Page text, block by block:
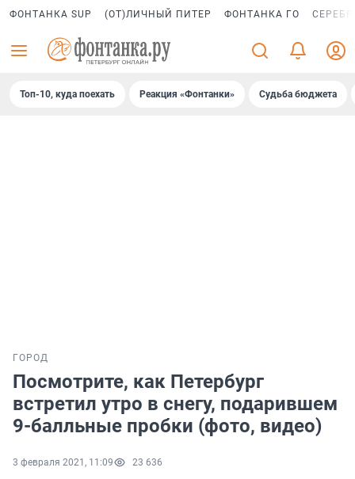
ФОНТАНКА SUP (ОТ)ЛИЧНЫЙ ПИТЕР ФОНТАНКА ГО
Топ-10, куда поехать Реакция «Фонтанки» Судьба бюджета
ГОРОД
Посмотрите, как Петербург
встретил утро в снегу, подарившем
9-балльные пробки (фото, видео)
3 февраля 2021, 11:09 23 636